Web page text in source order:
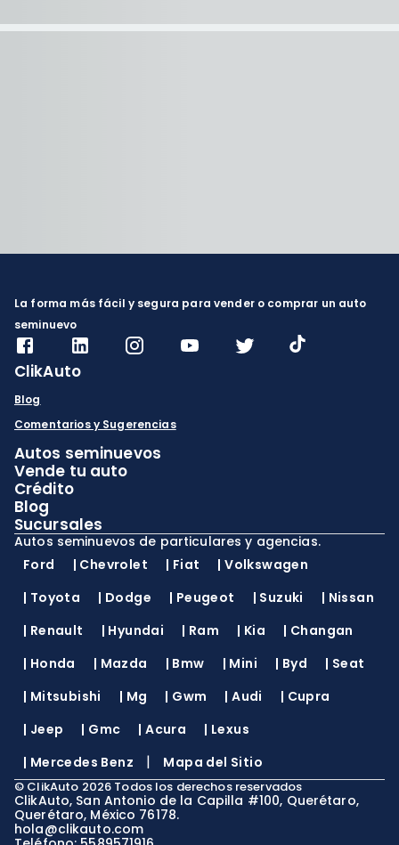
La forma más fácil y segura para vender o comprar un auto
seminuevo
ClikAuto
Blog
Comentarios y Sugerencias
Autos seminuevos
Vende tu auto
Crédito
Blog
Sucursales
Autos seminuevos de particulares y agencias.
Ford
| Chevrolet | Fiat |Volkswagen
| Toyota | Dodge | Peugeot | Suzuki | Nissan
| Renault | Hyundai | Ram | Kia | Changan
| Honda | Mazda | Bmw | Mini | Byd | Seat
| Mitsubishi | Mg | Gwm |Audi | Cupra
| Jeep | Gmc |Acura | Lexus
| Mercedes Benz | Mapa del Sitio
© ClikAuto 2026 Todos los derechos reservados
ClikAuto, San Antonio de la Capilla #100, Querétaro,
Querétaro, México 76178.
hola@clikauto.com